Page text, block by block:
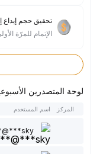
الإتمام للمرّة الأولى+30
لوحة المتصدرين الأسبوعية
المركز اسم المستخدم
sky***@****